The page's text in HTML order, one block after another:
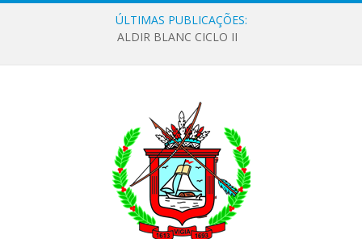
ÚLTIMAS PUBLICAÇÕES:
ALDIR BLANC CICLO II